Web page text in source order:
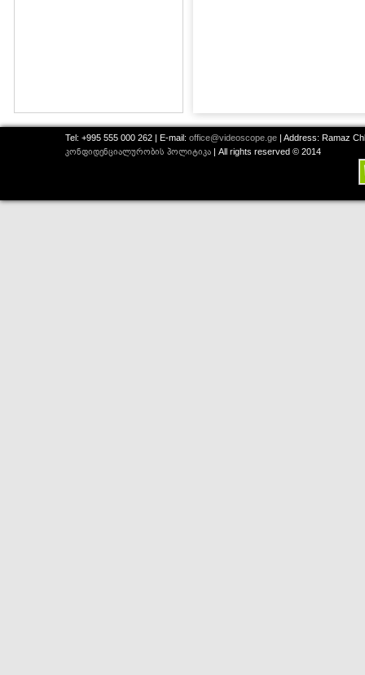
Tel: +995 555 000 262 | E-mail: office@videoscope.ge | Address: Ramaz
კონფიდენციალურობის პოლიტიკა | All rights reserved © 2014